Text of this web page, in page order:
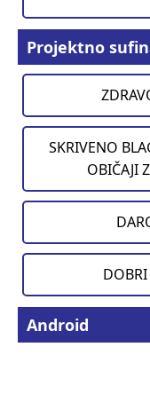
Projektno
SKRIVENO
OBIČAJI
Android